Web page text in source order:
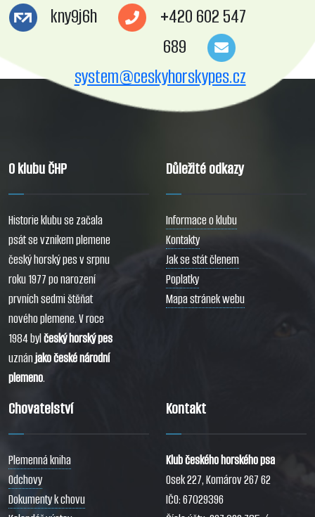
kny9j6h
+420 602 547
689
system@ceskyhorskypes.cz
O klubu ČHP
Historie klubu se začala
psát se vznikem plemene
český horský pes v srpnu
roku 1977 po narození
prvních sedmi štěňat
nového plemene. V roce
1984 bylčeský horský pes
uznánjako české národní
plemeno.
Důležité odkazy
Informace o klubu
Kontakty
Jak se stát členem
Poplatky
Mapa stránek webu
Chovatelství
Plemenná kniha
Odchovy
Dokumenty k chovu
Kontakt
Klub českého horského psa
Osek 227, Komárov 267 62
IČO: 67029396